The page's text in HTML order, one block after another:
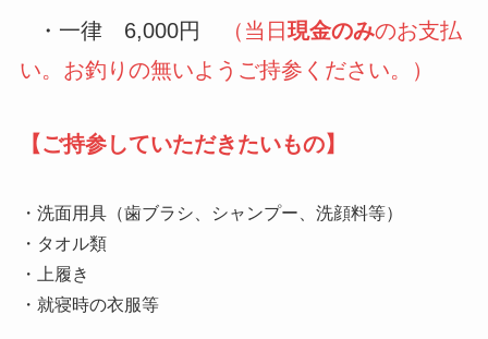
・一律 6,000円 （当日現金のみのお支払
い。お釣りの無いようご持参ください。）
【ご持参していただきたいもの】
・洗面用具（歯ブラシ、シャンプー、洗顔料等）
・タオル類
・上履き
・就寝時の衣服等